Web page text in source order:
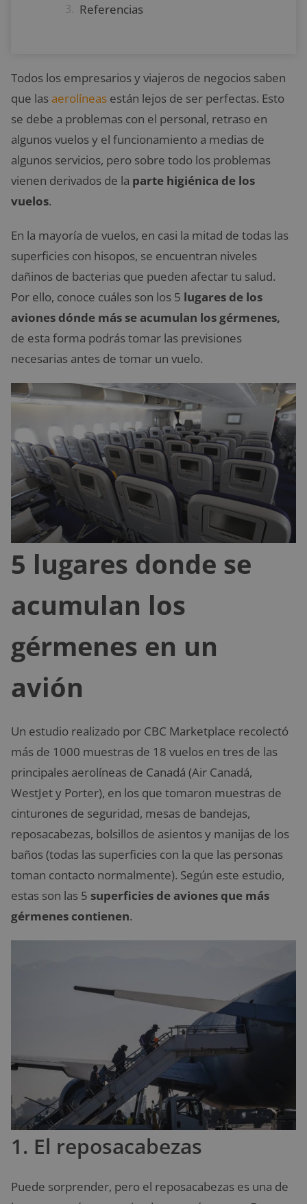
Referencias
Todos los empresarios y viajeros de negocios saben
que lasaerolíneas están lejos de ser perfectas. Esto
se debe a problemas con el personal, retraso en
algunos vuelos y el funcionamiento a medias de
algunos servicios, pero sobre todo los problemas
vienen derivados de la parte higiénica de los
vuelos.
En la mayoría de vuelos, en casi la mitad de todas las
superficies con hisopos, se encuentran niveles
dañinos de bacterias que pueden afectar tu salud.
Por ello, conoce cuáles son los 5 lugares de los
aviones dónde más se acumulan los gérmenes,
de esta forma podrás tomar las previsiones
necesarias antes de tomar un vuelo.
5 lugares donde se
acumulan los
gérmenes en un
avión
Un estudio realizado por CBC Marketplace recolectó
más de 1000 muestras de 18 vuelos en tres de las
principales aerolíneas de Canadá (Air Canadá,
WestJet y Porter), en los que tomaron muestras de
cinturones de seguridad, mesas de bandejas,
reposacabezas, bolsillos de asientos y manijas de los
baños (todas las superficies con la que las personas
toman contacto normalmente). Según este estudio,
estas son las 5 superficies de aviones que más
gérmenes contienen.
1. El reposacabezas
Puede sorprender, pero el reposacabezas es una de